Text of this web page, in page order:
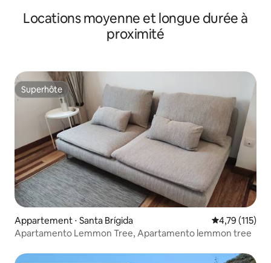
Locations moyenne et longue durée à
proximité
Superhôte
Superhôte
Appartement ⋅ Santa Brígida Évaluation
4,79 (115)
Apartamento Lemmon Tree, Apartamento lemmon tree